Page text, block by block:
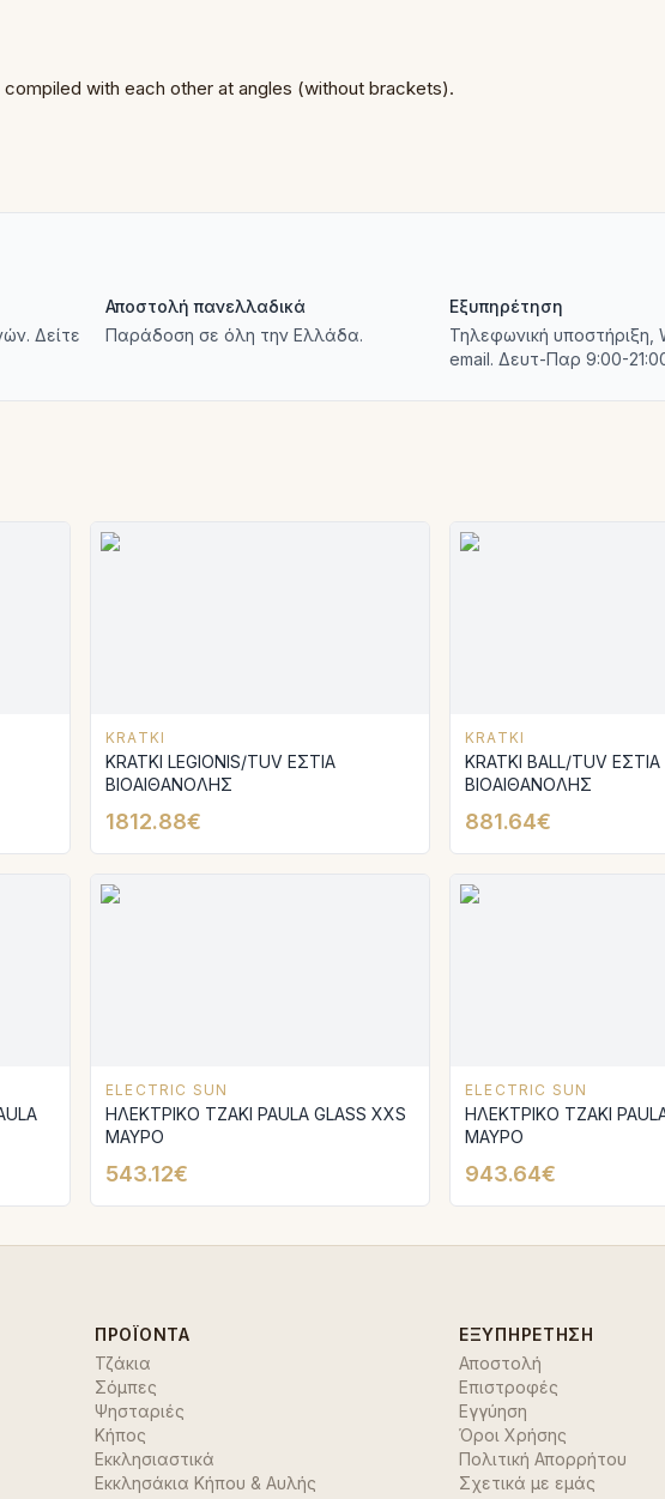
with each other at angles (without brackets).
Δείτε
Αποστολή πανελλαδικά
Παράδοση σε όλη την Ελλάδα.
Εξυπηρέτηση
Τηλεφωνική υποστήριξη,
email. Δευτ-Παρ 9:00-
KRATKI
KRATKI LEGIONIS/TUV ΕΣΤΙΑ
ΒΙΟΑΙΘΑΝΟΛΗΣ
1812.88€
KRATKI
KRATKI BALL/TUV ΕΣΤΙΑ
ΒΙΟΑΙΘΑΝΟΛΗΣ
881.64€
ELECTRIC SUN
ΗΛΕΚΤΡΙΚΟ ΤΖΑΚΙ PAULA GLASS XXS
ΜΑΥΡΟ
543.12€
ELECTRIC SUN
ΗΛΕΚΤΡΙΚΟ ΤΖΑΚΙ
ΜΑΥΡΟ
943.64€
ΠΡΟΪΌΝΤΑ
Τζάκια
Σόμπες
Ψησταριές
Κήπος
Εκκλησιαστικά
Εκκλησάκια Κήπου & Αυλής
ΕΞΥΠΗΡΈΤΗΣΗ
Αποστολή
Επιστροφές
Εγγύηση
Όροι Χρήσης
Πολιτική Απορρήτου
Σχετικά με εμάς